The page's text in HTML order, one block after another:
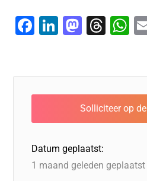
F
e
b
o
o
k
Li
e
dI
n
M
o
d
o
n
T
a
d
s
W
s
A
p
Datum geplaatst:
1 maand geleden geplaatst